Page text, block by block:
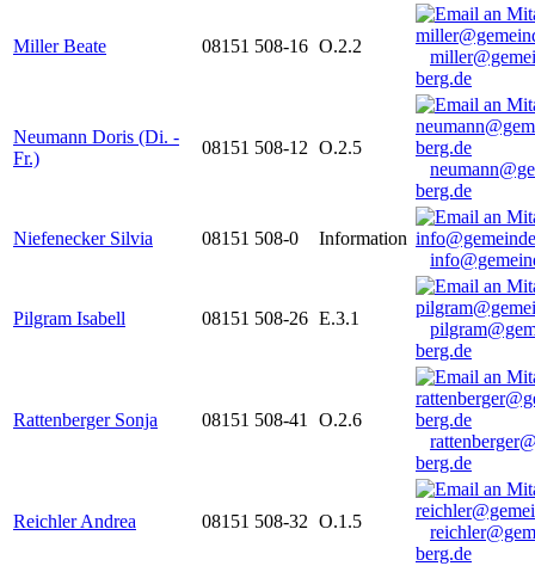
Miller Beate 08151 508-16 O.2.2
berg.de
Neumann Doris (Di. -
Fr.)
08151 508-12 O.2.5
berg.de
Niefenecker Silvia 08151 508-0
Information
Pilgram Isabell 08151 508-26 E.3.1
berg.de
Rattenberger Sonja 08151 508-41
O.2.6
berg.de
Reichler Andrea 08151 508-32 O.1.5
berg.de